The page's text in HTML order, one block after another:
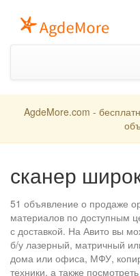
AgdeMore.com -
сканер
51 объявление о продаже
материалов по доступным
с доставкой. На Авито вы
б/у лазерный, матричный
дома или офиса, МФУ,
техники, а также